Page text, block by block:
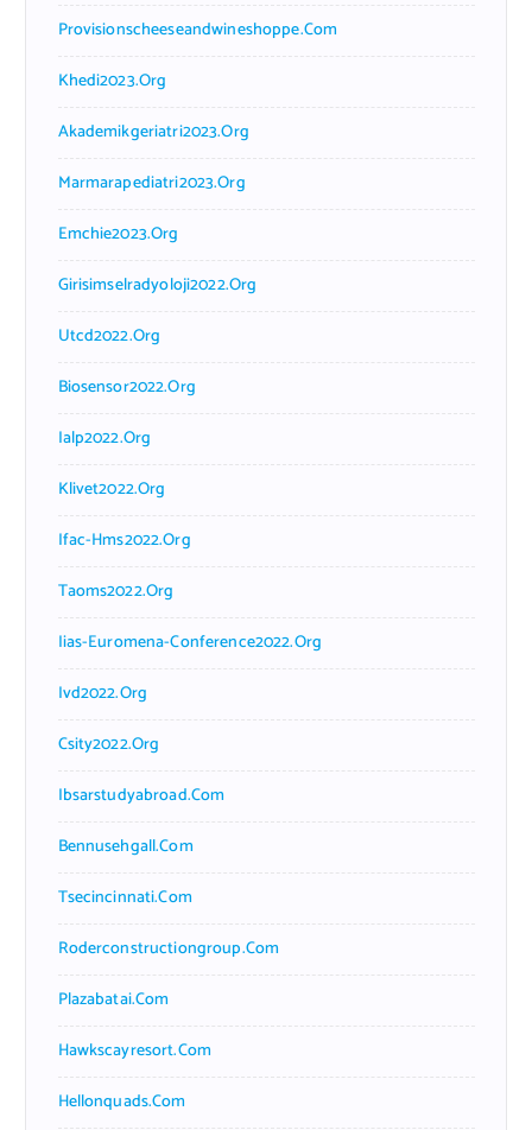
Provisionscheeseandwineshoppe.com
Khedi2023.org
Akademikgeriatri2023.org
Marmarapediatri2023.org
Emchie2023.org
Girisimselradyoloji2022.org
Utcd2022.org
Biosensor2022.org
Ialp2022.org
Klivet2022.org
Ifac-Hms2022.org
Taoms2022.org
Iias-Euromena-Conference2022.org
Ivd2022.org
Csity2022.org
Ibsarstudyabroad.com
Bennusehgall.com
Tsecincinnati.com
Roderconstructiongroup.com
Plazabatai.com
Hawkscayresort.com
Hellonquads.com